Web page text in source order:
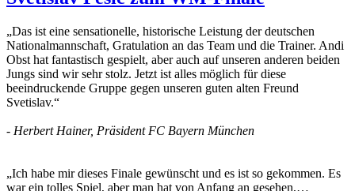
„Das ist eine sensationelle, historische Leistung der deutschen
Nationalmannschaft, Gratulation an das Team und die Trainer. Andi
Obst hat fantastisch gespielt, aber auch auf unseren anderen beiden
Jungs sind wir sehr stolz. Jetzt ist alles möglich für diese
beeindruckende Gruppe gegen unseren guten alten Freund
Svetislav.“
- Herbert Hainer, Präsident FC Bayern München
„Ich habe mir dieses Finale gewünscht und es ist so gekommen. Es
war ein tolles Spiel, aber man hat von Anfang an gesehen,…